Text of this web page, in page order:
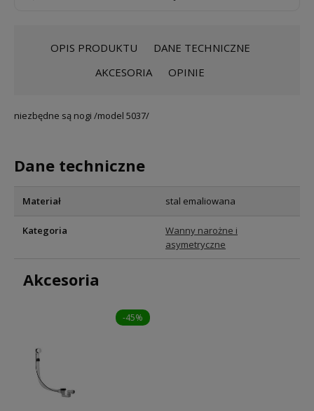
OPIS PRODUKTU
DANE TECHNICZNE
AKCESORIA
OPINIE
niezbędne są nogi /model 5037/
Dane techniczne
Materiał stal emaliowana
Kategoria
Wanny narożne i
asymetryczne
Akcesoria
-45%